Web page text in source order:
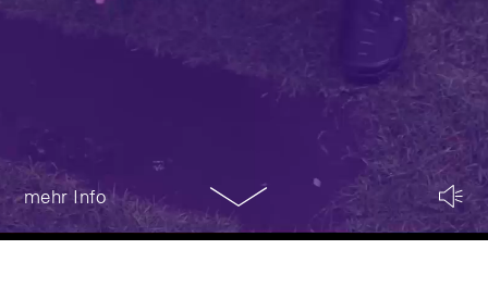
mehr Info